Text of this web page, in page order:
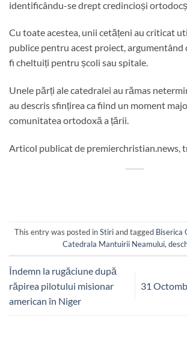
identificându-se drept credincioși
Cu toate acestea, unii cetățeni au criticat
publice pentru acest proiect,
fi cheltuiți pentru școli sau spitale.
Unele părți ale catedralei au rămas
au descris sfințirea ca fiind un moment
comunitatea ortodoxă a țării.
Articol publicat de premierchristian.news,
This entry was posted inStiriand tagged Biserica
Catedrala Mantuirii Neamului,
Îndemn la rugăciune după
răpirea pilotului misionar
american în Niger
31